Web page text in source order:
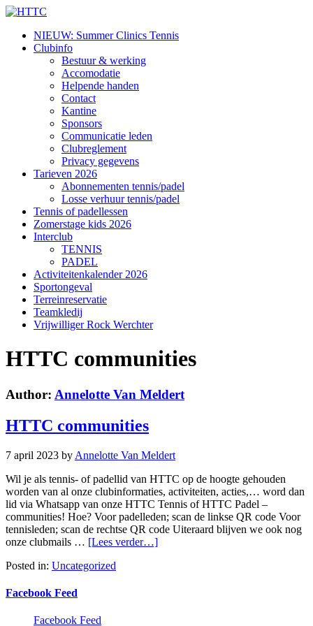
NIEUW: Summer Clinics Tennis
Clubinfo
Bestuur & werking
Accomodatie
Helpende handen
Contact
Kantine
Sponsors
Communicatie leden
Clubreglement
Privacy gegevens
Tarieven 2026
Abonnementen tennis/padel
Losse verhuur tennis/padel
Tennis of padellessen
Zomerstage kids 2026
Interclub
TENNIS
PADEL
Activiteitenkalender 2026
Sportongeval
Terreinreservatie
Teamkledij
Vrijwilliger Rock Werchter
HTTC communities
Author: Annelotte Van Meldert
HTTC communities
7 april 2023 by Annelotte Van Meldert
Wil je als tennis- of padellid van HTTC op de hoogte gehouden
worden van al onze clubinformaties, activiteiten, acties,… word dan
lid via Whatsapp van onze HTTC Tennis of HTTC Padel –
communities! Hoe? Voor padelleden; scan de linkse QR code Voor
tennisleden; scan de rechtse QR code Uiteraard blijven we ook nog
onze clubmails … [Lees verder…]
Posted in: Uncategorized
Facebook Feed
Facebook Feed